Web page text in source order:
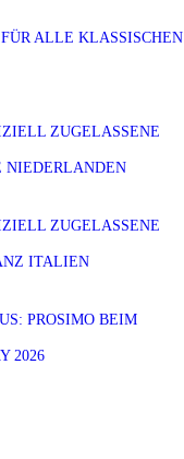
ALLE KLASSISCHEN
ZUGELASSENE
NIEDERLANDEN
ZUGELASSENE
ITALIEN
PROSIMO BEIM
2026